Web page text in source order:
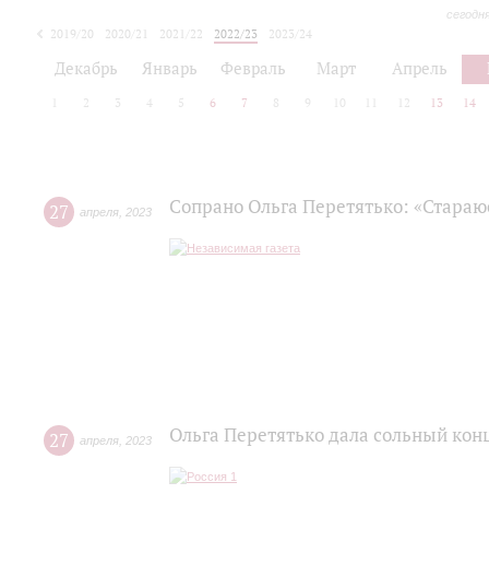
2019/20 2020/21 2021/22 2022/23
2023/24
Декабрь Январь Февраль Март Апрель
2 3 4 5 6 7 8 9 10 12 13 14
27 апреля 2023 Сопрано Ольга Перетятько:
27 апреля 2023 Ольга Перетятько дала сольный